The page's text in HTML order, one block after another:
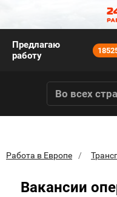
Предлагаю
работу
Во всех
Работа в Европе
Вакансии